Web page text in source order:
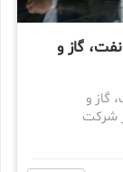
گاز و
گاز و
شرکت